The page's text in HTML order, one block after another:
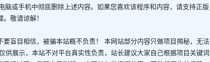
或手机中彻底删除上述内容。如果您喜欢该程序和内容，请支持正
敬请谅解！
盲目相信，被骗本站概不负责！ 本网站部分内容只做项目揭秘，无
供展示，本站不对平台真实性负责，站长建议大家自己根据项目关键